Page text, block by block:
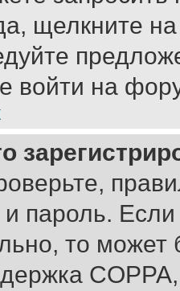
щелкните
войти на
и пароль.
то может